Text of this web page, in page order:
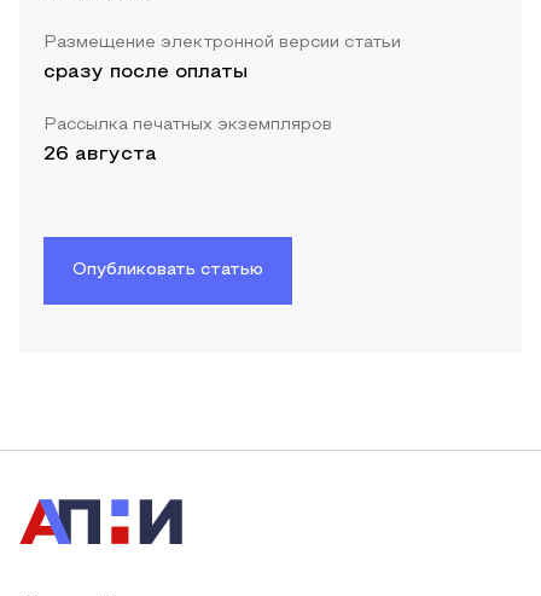
Размещение электронной версии статьи
сразу после оплаты
Рассылка печатных экземпляров
26 августа
Опубликовать статью